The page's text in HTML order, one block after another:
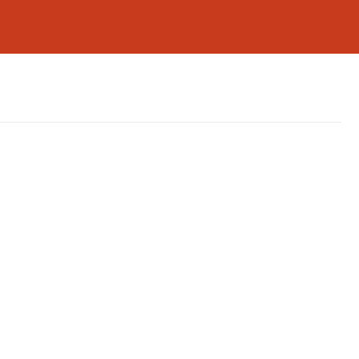
chaude et en profitant de l'atmosphère